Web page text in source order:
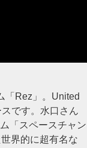
「Rez」。United
です。水口さん
「スペースチャン
界的に超有名な